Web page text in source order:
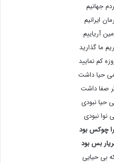
جهانیم
ایرانیم
آریاییم
ما گذارید
کم نمایید
حیا داشت
صفا داشت
حیا نبودی
نوا نبودی
چوکس بود
بس بود
بی حیایی